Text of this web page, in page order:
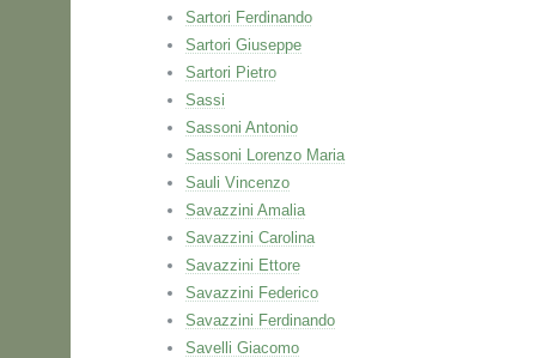
Sartori Ferdinando
Sartori Giuseppe
Sartori Pietro
Sassi
Sassoni Antonio
Sassoni Lorenzo Maria
Sauli Vincenzo
Savazzini Amalia
Savazzini Carolina
Savazzini Ettore
Savazzini Federico
Savazzini Ferdinando
Savelli Giacomo